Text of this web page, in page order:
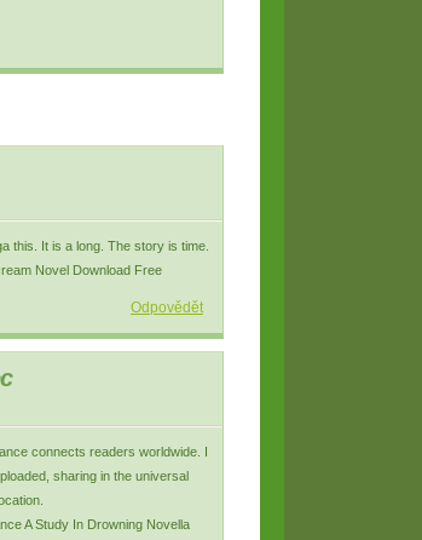
this. It is a long. The story is time.
Novel Download Free
Odpovědět
connects readers worldwide. I
sharing in the universal
A Study In Drowning Novella